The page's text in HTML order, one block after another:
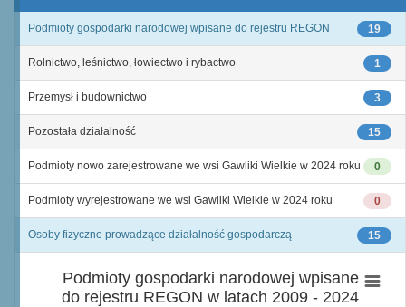
19
Podmioty gospodarki narodowej wpisane do rejestru REGON
1
Rolnictwo, leśnictwo, łowiectwo i rybactwo
3
Przemysł i budownictwo
15
Pozostała działalność
0
Podmioty nowo zarejestrowane we wsi Gawliki Wielkie w 2024 roku
0
Podmioty wyrejestrowane we wsi Gawliki Wielkie w 2024 roku
15
Osoby fizyczne prowadzące działalność gospodarczą
Podmioty gospodarki narodowej wpisane
do rejestru REGON w latach 2009 - 2024